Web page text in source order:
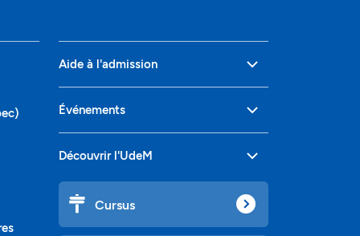
Aide à l'admission
Événements
Découvrir l'UdeM
Cursus